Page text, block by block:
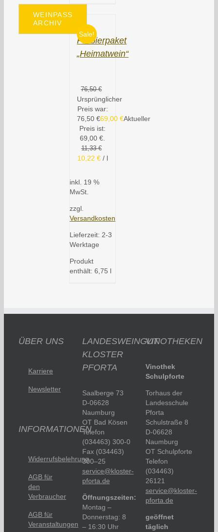
Sale!
Probierpaket
„Heimatwein“
76,50€
Ursprünglicher
Preis war:
76,50 €69,00€Aktueller
Preis ist:
69,00 €.
11,33€
10,22 €/ l
inkl. 19 %
MwSt.
zzgl.
Versandkosten
Lieferzeit: 2-3
Werktage
Produkt
enthält: 6,75 l
WEINPASS
ARCHIV
ÜBER UNS
Karriere
Newsletter
INFORMATIONEN
Widerrufsbelehrung
AGB für
den
Verbraucher
AGB für
Veranstaltungen
LANDESWEINGUT
KLOSTER
PFORTA
Saalberge 73
D-06628
Naumburg
OT Bad Kösen
Telefon
(034463) 300-0
Fax (034463)
300–25
service@kloster-
pforta.de
Öffnungszeiten:
Montag –
Donnerstag: 8
– 16:30 Uhr
VINOTHEKEN
Vinothek
Schulpforte
Torhaus der
Landesschule
Pforta
Schulstraße 8
D-06628
Naumburg
OT Schulpforte
Telefon
(034463)
26121
service@kloster-
pforta.de
geöffnet
täglich